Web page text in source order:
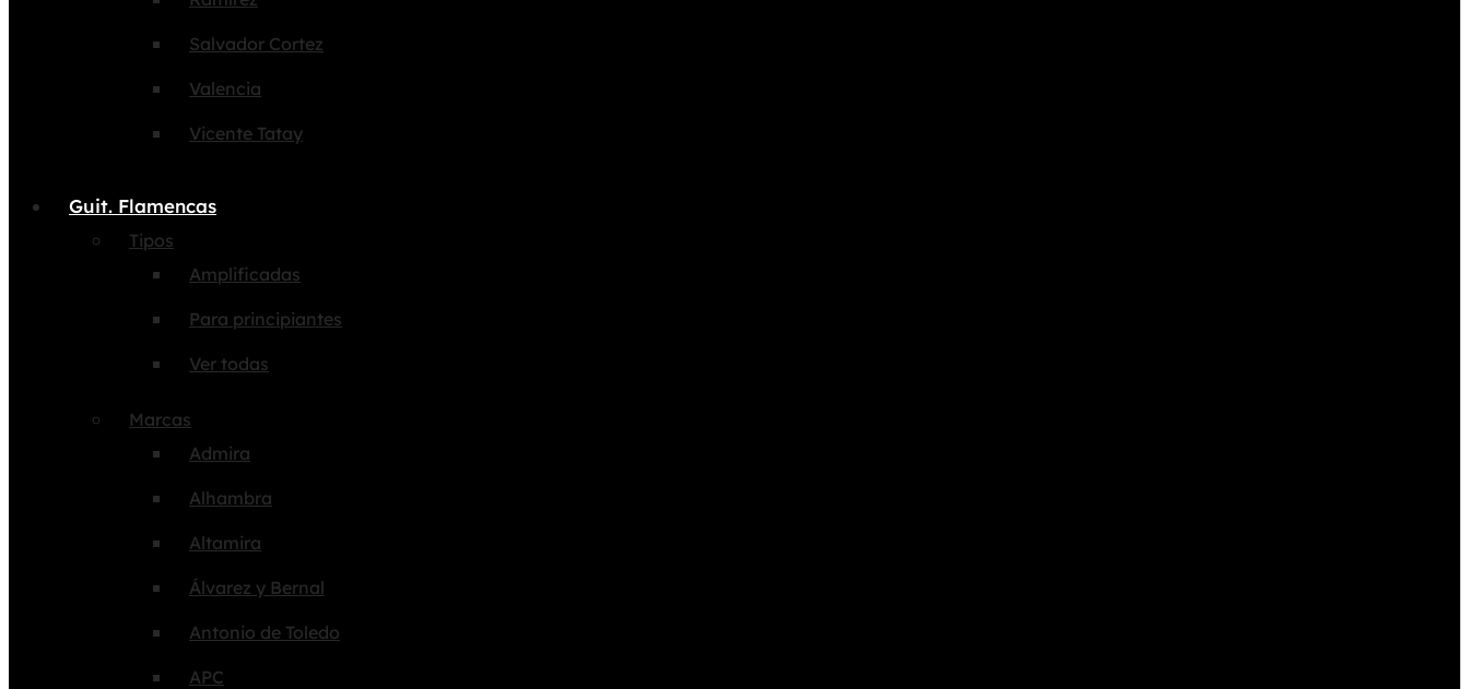
Salvador Cortez
Valencia
Vicente Tatay
Guit. Flamencas
Tipos
Amplificadas
Para principiantes
Ver todas
Marcas
Admira
Alhambra
Altamira
Álvarez y Bernal
Antonio de Toledo
APC